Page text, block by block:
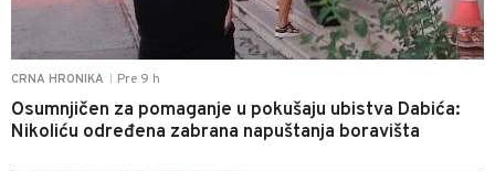
CRNA HRONIKA Pre 9 h
Osumnjičen za pomaganje u pokušaju ubistva Dabića:
Nikoliću određena zabrana napuštanja boravišta